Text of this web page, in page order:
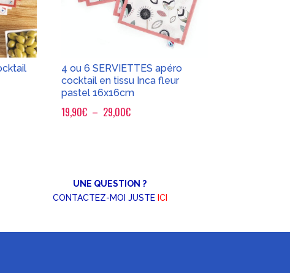
4 ou 6 SERVIETTES apéro
cocktail en tissu Inca fleur
pastel 16x16cm
19,90€ – 29,00€Plage
29,00€
UNE QUESTION ?
CONTACTEZ-MOI JUSTE ICI